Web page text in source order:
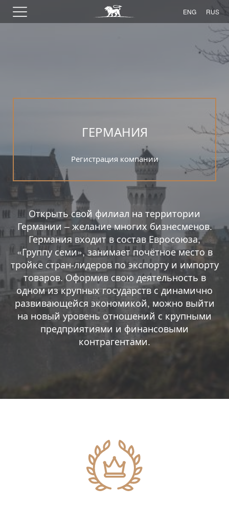
ENG RUS
ГЕРМАНИЯ
Регистрация компании
Открыть свой филиал на территории
Германии – желание многих бизнесменов.
Германия входит в состав Евросоюза,
«Группу семи», занимает почётное место в
тройке стран-лидеров по экспорту и импорту
товаров. Оформив свою деятельность в
одном из крупных государств с динамично
развивающейся экономикой, можно выйти
на новый уровень отношений с крупными
предприятиями и финансовыми
контрагентами.